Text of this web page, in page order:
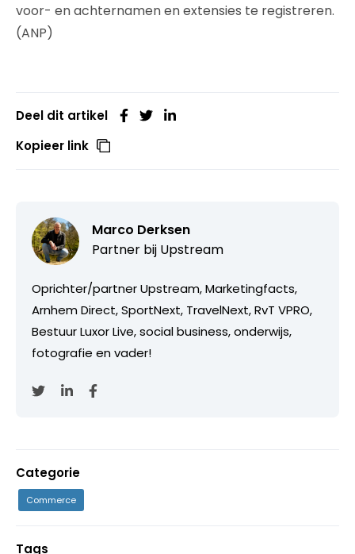
voor- en achternamen en extensies te registreren.
(ANP)
Deel dit artikel
Kopieer link
Marco Derksen
Partner bij Upstream
Oprichter/partner Upstream, Marketingfacts,
Arnhem Direct, SportNext, TravelNext, RvT VPRO,
Bestuur Luxor Live, social business, onderwijs,
fotografie en vader!
Categorie
Commerce
Tags